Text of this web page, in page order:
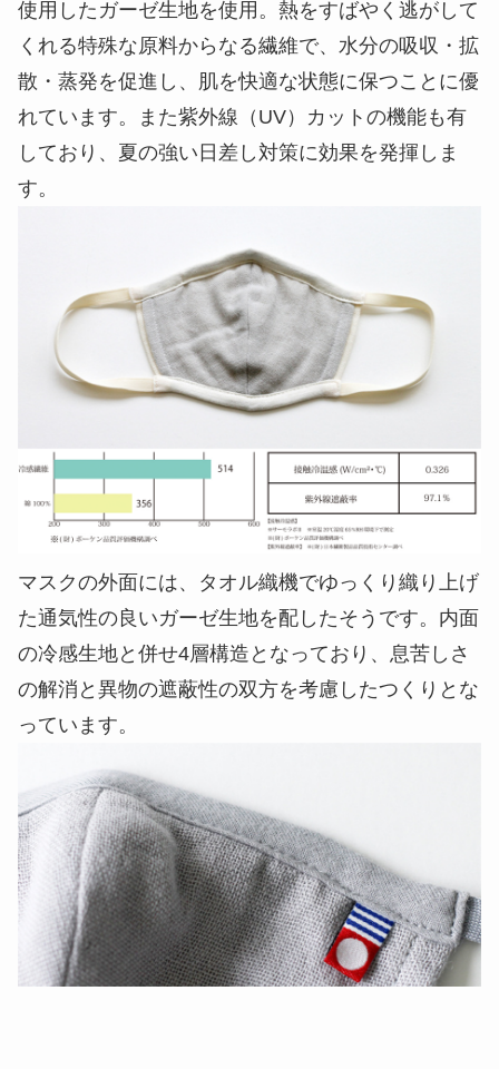
使用したガーゼ生地を使用。熱をすばやく逃がして
くれる特殊な原料からなる繊維で、水分の吸収・拡
散・蒸発を促進し、肌を快適な状態に保つことに優
れています。また紫外線（UV）カットの機能も有
しており、夏の強い日差し対策に効果を発揮しま
す。
マスクの外面には、タオル織機でゆっくり織り上げ
た通気性の良いガーゼ生地を配したそうです。内面
の冷感生地と併せ4層構造となっており、息苦しさ
の解消と異物の遮蔽性の双方を考慮したつくりとな
っています。